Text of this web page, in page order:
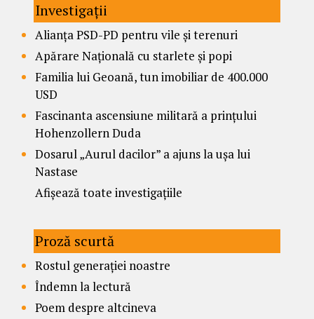
Investigații
Alianța PSD-PD pentru vile și terenuri
Apărare Națională cu starlete și popi
Familia lui Geoană, tun imobiliar de 400.000
USD
Fascinanta ascensiune militară a prințului
Hohenzollern Duda
Dosarul „Aurul dacilor” a ajuns la ușa lui
Nastase
Afișează toate investigațiile
Proză scurtă
Rostul generației noastre
Îndemn la lectură
Poem despre altcineva